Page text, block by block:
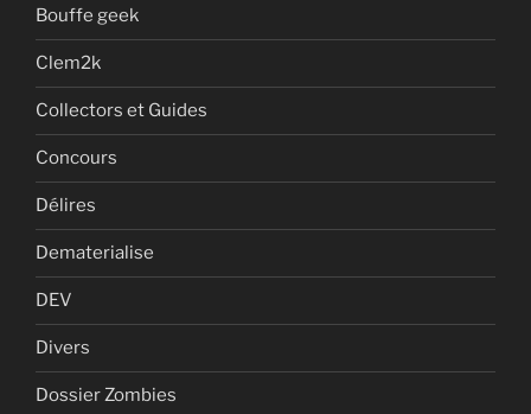
Bouffe geek
Clem2k
Collectors et Guides
Concours
Délires
Dematerialise
DEV
Divers
Dossier Zombies